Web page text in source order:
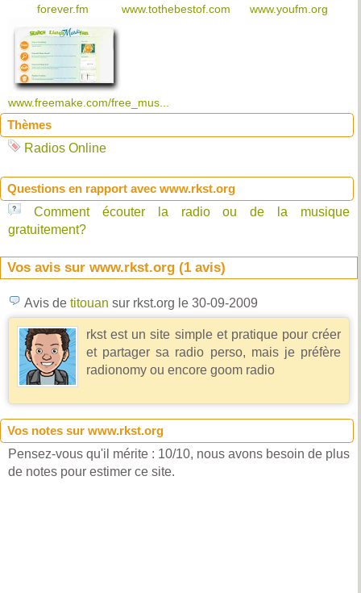
forever.fm www.tothebestof.com www.youfm.org
www.freemake.com/free_mus...
Thèmes
Radios Online
Questions en rapport avec www.rkst.org
Comment écouter la radio ou de la musique
gratuitement?
Vos avis sur www.rkst.org (1 avis)
Avis de titouan sur rkst.org le 30-09-2009
rkst est un site simple et pratique pour créer
et partager sa radio perso, mais je préfère
radionomy ou encore goom radio
Vos notes sur www.rkst.org
Pensez-vous qu'il mérite : 10/10, nous avons besoin de plus
de notes pour estimer ce site.